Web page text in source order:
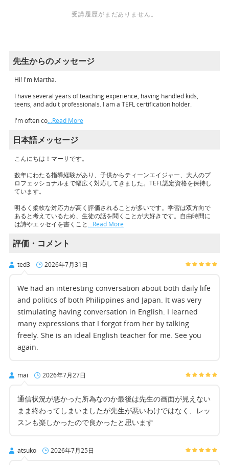
受講履歴がまだありません。
先生からのメッセージ
Hi! I'm Martha.
I have several years of teaching experience, having handled kids,
teens, and adult professionals. I am a TEFL certification holder.
I'm often co…Read More
日本語メッセージ
こんにちは！マーサです。
数年にわたる指導経験があり、子供からティーンエイジャー、大人のプ
ロフェッショナルまで幅広く対応してきました。TEFL認定資格を保持し
ています。
明るく柔軟な対応力が高く評価されることが多いです。学習は双方向で
あると考えているため、生徒の話を聞くことが大好きです。自由時間に
は詩やエッセイを書くこと …Read More
評価・コメント
ted3 2026年7月31日
We had an interesting conversation about both daily life
and politics of both Philippines and Japan. It was very
stimulating having conversation in English. I learned
many expressions that I forgot from her by talking
freely. She is an ideal English teacher for me. See you
again.
mai 2026年7月27日
通信状況が悪かった所為なのか最後は先生の画面が見えない
まま終わってしまいましたが先生が悪いわけではなく、レッ
スンも楽しかったので良かったと思います
atsuko 2026年7月25日